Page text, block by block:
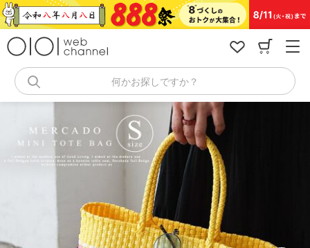
コ
ン
キ
何かお探しですか？